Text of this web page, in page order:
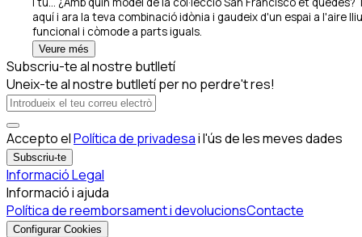
aquí i ara la teva combinació idònia i gaudeix d'un espai a l'aire
funcional i còmode a parts iguals.
Veure més
Subscriu-te al nostre butlletí
Uneix-te al nostre butlletí per no perdre't res!
Accepto elPolítica de privadesai l'ús de les meves dades
Subscriu-te
Informació Legal
Informació i ajuda
Política de reemborsament i devolucionsContacte
Configurar Cookies